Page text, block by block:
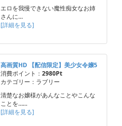
エロを我慢できない魔性痴女なお姉
さんに…
[詳細を見る]
高画質HD 【配信限定】美少女令嬢5
消費ポイント： 2980Pt
カテゴリー：ラブリー
清楚なお嬢様があんなことやこんな
ことを……
[詳細を見る]